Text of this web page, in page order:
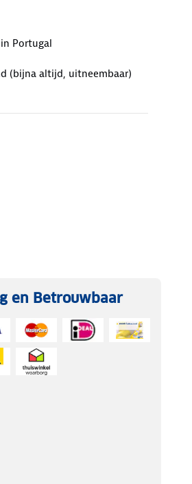
Portugal
(bijna altijd, uitneembaar)
en Betrouwbaar